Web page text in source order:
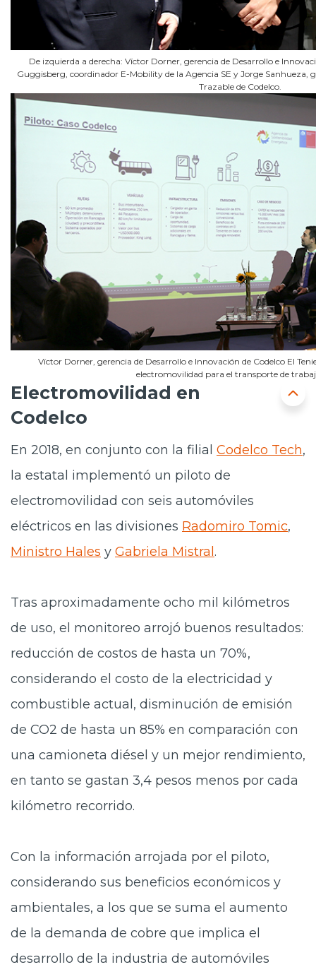
De izquierda a derecha: Víctor Dorner, gerencia de Desarrollo e
Guggisberg, coordinador E-Mobility de la Agencia SE y Jorge Sanhueza,
Trazable de Codelco.
Víctor Dorner, gerencia de Desarrollo e Innovación de Codelco El
electromovilidad para el transporte de
Electromovilidad en
Codelco
En 2018, en conjunto con la filial Codelco Tech,
la estatal implementó un piloto de
electromovilidad con seis automóviles
eléctricos en las divisiones Radomiro Tomic,
Ministro Hales y Gabriela Mistral .
Tras aproximadamente ocho mil kilómetros
de uso, el monitoreo arrojó buenos resultados:
reducción de costos de hasta un 70%,
considerando el costo de la electricidad y
combustible actual, disminución de emisión
de CO2 de hasta un 85% en comparación con
una camioneta diésel y un mejor rendimiento,
en tanto se gastan 3,4 pesos menos por cada
kilómetro recorrido.
Con la información arrojada por el piloto,
considerando sus beneficios económicos y
ambientales, a los que se suma el aumento
de la demanda de cobre que implica el
desarrollo de la industria de automóviles